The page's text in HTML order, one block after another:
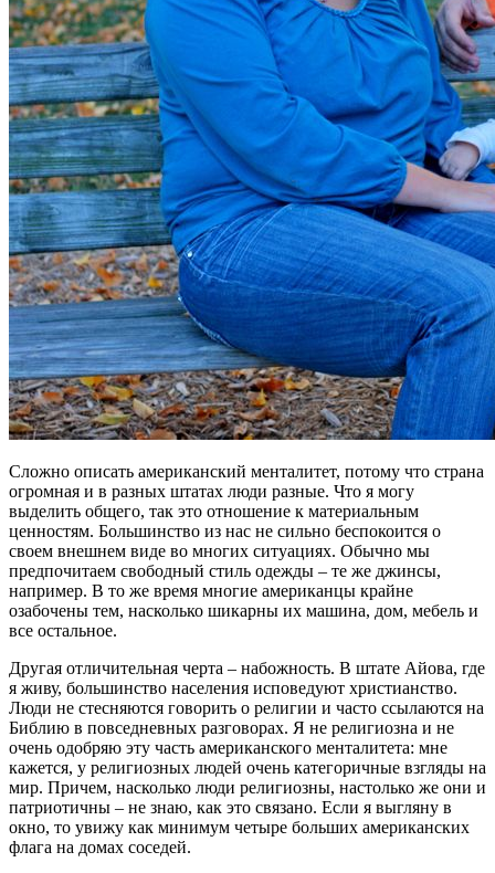
Сложно описать американский менталитет, потому что страна
огромная и в разных штатах люди разные. Что я могу
выделить общего, так это отношение к материальным
ценностям. Большинство из нас не сильно беспокоится о
своем внешнем виде во многих ситуациях. Обычно мы
предпочитаем свободный стиль одежды – те же джинсы,
например. В то же время многие американцы крайне
озабочены тем, насколько шикарны их машина, дом, мебель и
все остальное.
Другая отличительная черта – набожность. В штате Айова, где
я живу, большинство населения исповедуют христианство.
Люди не стесняются говорить о религии и часто ссылаются на
Библию в повседневных разговорах. Я не религиозна и не
очень одобряю эту часть американского менталитета: мне
кажется, у религиозных людей очень категоричные взгляды на
мир. Причем, насколько люди религиозны, настолько же они и
патриотичны – не знаю, как это связано. Если я выгляну в
окно, то увижу как минимум четыре больших американских
флага на домах соседей.